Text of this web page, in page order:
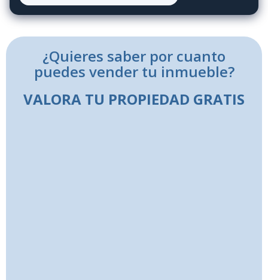
¿Quieres saber por cuanto
puedes vender tu inmueble?
VALORA TU PROPIEDAD GRATIS